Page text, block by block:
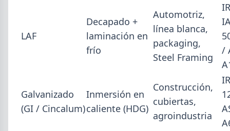
LAF
Decapado +
laminación en
frío
Automotriz,
línea blanca,
packaging,
Steel Framing
/
Galvanizado
(GI / Cincalum)
Inmersión en
caliente (HDG)
Construcción,
cubiertas,
agroindustria